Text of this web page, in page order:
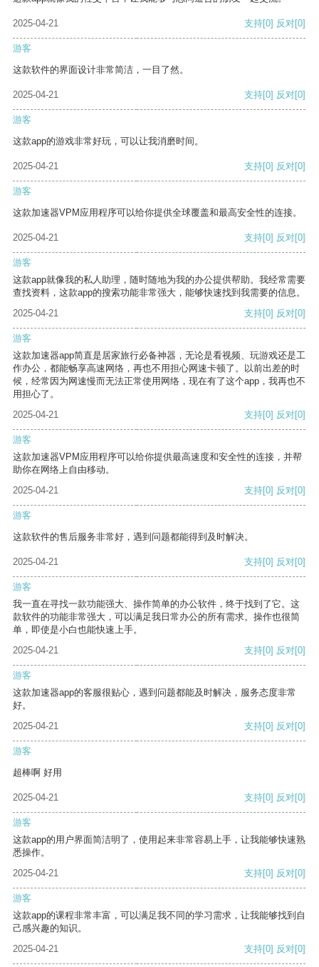
2025-04-21 支持[0] 反对[0]
游客
这款软件的界面设计非常简洁，一目了然。
2025-04-21 支持[0] 反对[0]
游客
这款app的游戏非常好玩，可以让我消磨时间。
2025-04-21 支持[0] 反对[0]
游客
这款加速器VPM应用程序可以给你提供全球覆盖和最高安全性的连接。
2025-04-21 支持[0] 反对[0]
游客
这款app就像我的私人助理，随时随地为我的办公提供帮助。我经常需要
查找资料，这款app的搜索功能非常强大，能够快速找到我需要的信息。
2025-04-21
支持[0] 反对[0]
游客
这款加速器app简直是居家旅行必备神器，无论是看视频、玩游戏还是工
作办公，都能畅享高速网络，再也不用担心网速卡顿了。以前出差的时
候，经常因为网速慢而无法正常使用网络，现在有了这个app，我再也不
用担心了。
2025-04-21
支持[0] 反对[0]
游客
这款加速器VPM应用程序可以给你提供最高速度和安全性的连接，并帮
助你在网络上自由移动。
2025-04-21
支持[0] 反对[0]
游客
这款软件的售后服务非常好，遇到问题都能得到及时解决。
2025-04-21 支持[0] 反对[0]
游客
我一直在寻找一款功能强大、操作简单的办公软件，终于找到了它。这
款软件的功能非常强大，可以满足我日常办公的所有需求。操作也很简
单，即使是小白也能快速上手。
2025-04-21
支持[0] 反对[0]
游客
这款加速器app的客服很贴心，遇到问题都能及时解决，服务态度非常
好。
2025-04-21
支持[0] 反对[0]
游客
超棒啊 好用
2025-04-21 支持[0] 反对[0]
游客
这款app的用户界面简洁明了，使用起来非常容易上手，让我能够快速熟
悉操作。
2025-04-21
支持[0] 反对[0]
游客
这款app的课程非常丰富，可以满足我不同的学习需求，让我能够找到自
己感兴趣的知识。
2025-04-21
支持[0] 反对[0]